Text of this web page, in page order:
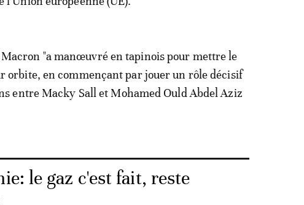
"a manœuvré en tapinois pour mettre le
orbite, en commençant par jouer un rôle décisif
entre Macky Sall et Mohamed Ould Abdel Aziz
le gaz c'est fait, reste